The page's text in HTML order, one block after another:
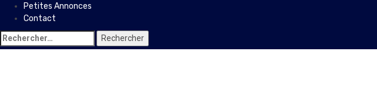
Petites Annonces
Contact
Rechercher :